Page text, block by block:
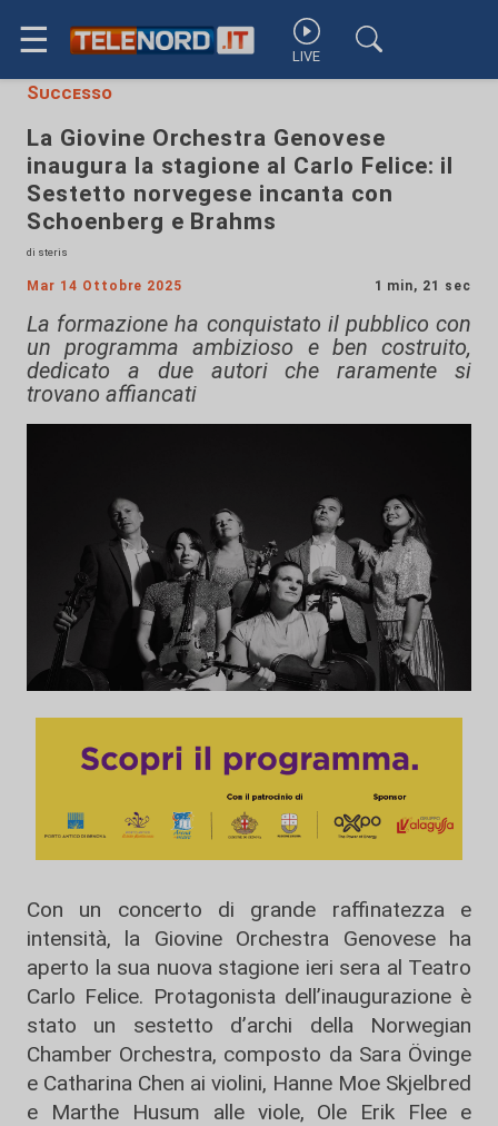
☰ LIVE
Successo
La Giovine Orchestra Genovese
inaugura la stagione al Carlo Felice: il
Sestetto norvegese incanta con
Schoenberg e Brahms
di steris
Mar 14 Ottobre 2025 1 min, 21 sec
La formazione ha conquistato il pubblico con
un programma ambizioso e ben costruito,
dedicato a due autori che raramente si
trovano affiancati
Con un concerto di grande raffinatezza e
intensità, la Giovine Orchestra Genovese ha
aperto la sua nuova stagione ieri sera al Teatro
Carlo Felice. Protagonista dell’inaugurazione è
stato un sestetto d’archi della Norwegian
Chamber Orchestra, composto da Sara Övinge
e Catharina Chen ai violini, Hanne Moe Skjelbred
e Marthe Husum alle viole, Ole Erik Flee e